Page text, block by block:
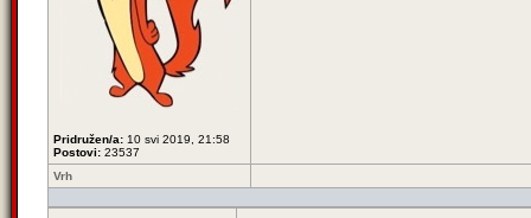
Pridružen/a: 10 svi 2019, 21:58
Postovi: 23537
Vrh